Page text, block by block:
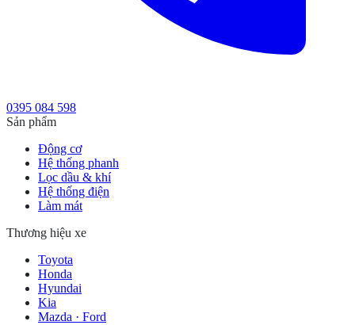
0395 084 598
Sản phẩm
Động cơ
Hệ thống phanh
Lọc dầu & khí
Hệ thống điện
Làm mát
Thương hiệu xe
Toyota
Honda
Hyundai
Kia
Mazda · Ford